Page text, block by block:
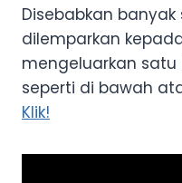
Disebabkan
dilemparkan
mengeluarkan
seperti di bawah
Klik!